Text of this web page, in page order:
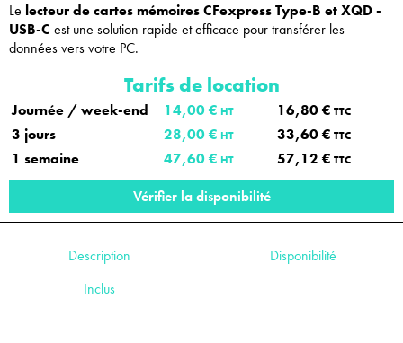
Le lecteur de cartes mémoires CFexpress Type-B et XQD -
USB-C est une solution rapide et efficace pour transférer les
données vers votre PC.
Tarifs de location
Journée / week-end 14,00 € HT 16,80 € TTC
3 jours 28,00 € HT 33,60 € TTC
1 semaine 47,60 € HT 57,12 € TTC
Vérifier la disponibilité
Description
Disponibilité
Inclus